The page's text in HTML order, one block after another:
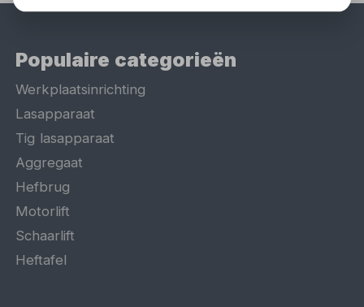
Populaire categorieën
Werkplaatsinrichting
Lasapparaat
Tig lasapparaat
Aggregaat
Hefbrug
Motorlift
Schaarlift
Heftafel